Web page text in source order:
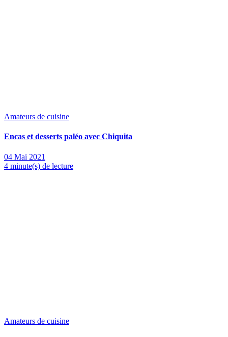
Amateurs de cuisine
Encas et desserts paléo avec Chiquita
04 Mai 2021
4 minute(s) de lecture
Amateurs de cuisine